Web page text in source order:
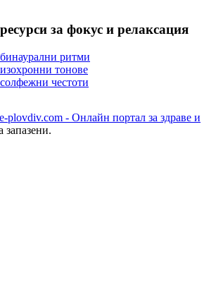
за фокус и релаксация
ритми
тонове
честоти
plovdiv.com - Онлайн портал за здраве и
запазени.